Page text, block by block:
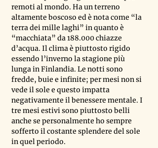
remoti al mondo. Ha un terreno
altamente boscoso ed è nota come “la
terra dei mille laghi” in quanto è
“macchiata” da 188.000 chiazze
d’acqua. Il clima è piuttosto rigido
essendo l’inverno la stagione più
lunga in Finlandia. Le notti sono
fredde, buie e infinite; per mesi non si
vede il sole e questo impatta
negativamente il benessere mentale. I
tre mesi estivi sono piuttosto belli
anche se personalmente ho sempre
sofferto il costante splendere del sole
in quel periodo.